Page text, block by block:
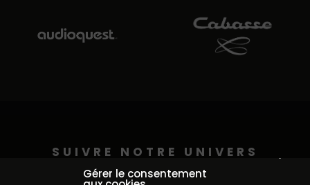
Gérer le consentement
Continuer sans accepter
SUIVRE NOTRE UNIVERS
@auditorium_pederson